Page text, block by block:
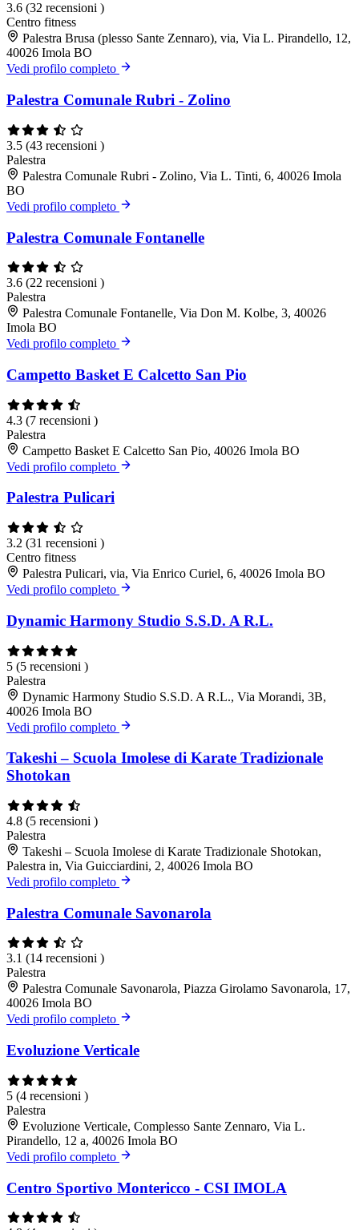
3.6 (32 recensioni )
Centro fitness
Palestra Brusa (plesso Sante Zennaro), via, Via L. Pirandello, 12,
40026 Imola BO
Vedi profilo completo
Palestra Comunale Rubri - Zolino
3.5 (43 recensioni )
Palestra
Palestra Comunale Rubri - Zolino, Via L. Tinti, 6, 40026 Imola
BO
Vedi profilo completo
Palestra Comunale Fontanelle
3.6 (22 recensioni )
Palestra
Palestra Comunale Fontanelle, Via Don M. Kolbe, 3, 40026
Imola BO
Vedi profilo completo
Campetto Basket E Calcetto San Pio
4.3 (7 recensioni )
Palestra
Campetto Basket E Calcetto San Pio, 40026 Imola BO
Vedi profilo completo
Palestra Pulicari
3.2 (31 recensioni )
Centro fitness
Palestra Pulicari, via, Via Enrico Curiel, 6, 40026 Imola BO
Vedi profilo completo
Dynamic Harmony Studio S.S.D. A R.L.
5 (5 recensioni )
Palestra
Dynamic Harmony Studio S.S.D. A R.L., Via Morandi, 3B,
40026 Imola BO
Vedi profilo completo
Takeshi – Scuola Imolese di Karate Tradizionale
Shotokan
4.8 (5 recensioni )
Palestra
Takeshi – Scuola Imolese di Karate Tradizionale Shotokan,
Palestra in, Via Guicciardini, 2, 40026 Imola BO
Vedi profilo completo
Palestra Comunale Savonarola
3.1 (14 recensioni )
Palestra
Palestra Comunale Savonarola, Piazza Girolamo Savonarola, 17,
40026 Imola BO
Vedi profilo completo
Evoluzione Verticale
5 (4 recensioni )
Palestra
Evoluzione Verticale, Complesso Sante Zennaro, Via L.
Pirandello, 12 a, 40026 Imola BO
Vedi profilo completo
Centro Sportivo Montericco - CSI IMOLA